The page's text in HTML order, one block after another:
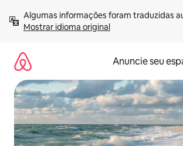
para
Mostrar idioma original
Anuncie seu